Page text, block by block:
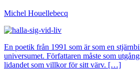
Michel Houellebecq
En poetik från 1991 som är som en
universumet. Författaren måste som
lidandet som villkor för sitt värv. […]